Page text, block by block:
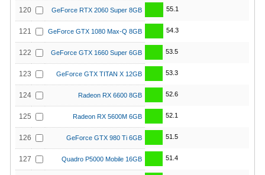
120 GeForce RTX 2060 Super 8GB 55.1
121 GeForce GTX 1080 Max-Q 8GB 54.3
122 GeForce GTX 1660 Super 6GB 53.5
123 GeForce GTX TITAN X 12GB 53.3
124 Radeon RX 6600 8GB 52.6
125 Radeon RX 5600M 6GB 52.1
126 GeForce GTX 980 Ti 6GB 51.5
127 Quadro P5000 Mobile 16GB 51.4